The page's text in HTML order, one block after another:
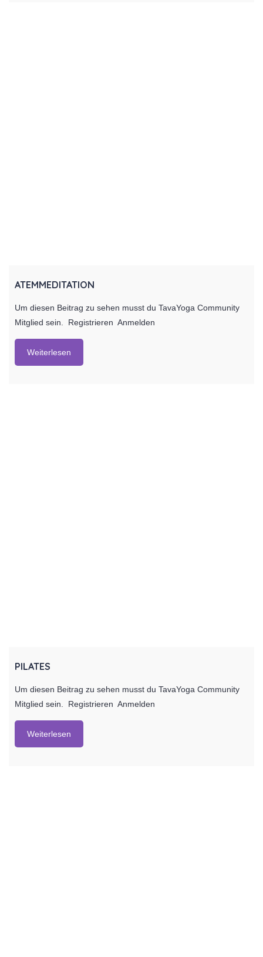
ATEMMEDITATION
Um diesen Beitrag zu sehen musst du TavaYoga Community
Mitglied sein. Registrieren Anmelden
Weiterlesen
PILATES
Um diesen Beitrag zu sehen musst du TavaYoga Community
Mitglied sein. Registrieren Anmelden
Weiterlesen